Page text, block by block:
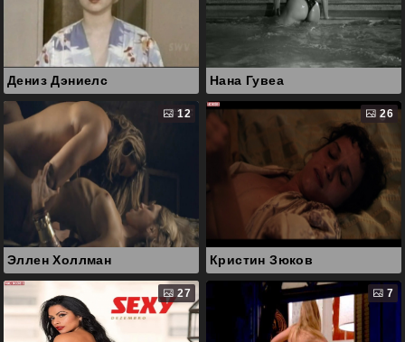
Дениз Дэниелс Нана Гувеа
12
Эллен Холлман
26
Кристин Зюков
27 7